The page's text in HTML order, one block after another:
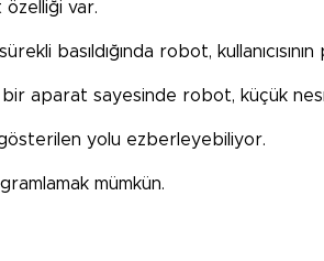
özelliği var.
basıldığında robot,
bir aparat sayesinde robot, küçük
yolu ezberleyebiliyor.
mümkün.